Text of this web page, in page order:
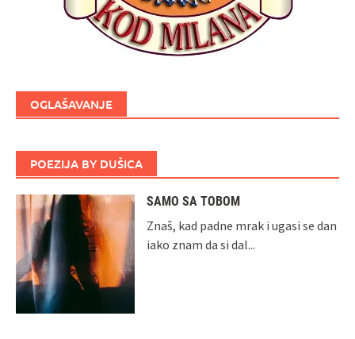
OGLAŠAVANJE
POEZIJA BY DUŠICA
SAMO SA TOBOM
Znaš, kad padne mrak i ugasi se dan
iako znam da si dal...